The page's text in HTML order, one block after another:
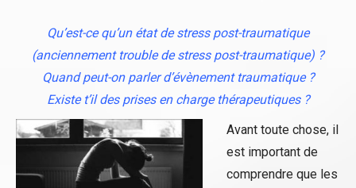
Qu’est-ce qu’un état de stress post-traumatique
(anciennement trouble de stress post-traumatique) ?
Quand peut-on parler d’évènement traumatique ?
Existe t’il des prises en charge thérapeutiques ?
Avant toute chose, il
est important de
comprendre que les